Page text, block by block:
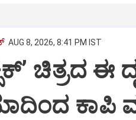
AUG 8, 2026, 8:41 PM IST
ಚಿತ್ರದ ಈ
ಕಾಪಿ